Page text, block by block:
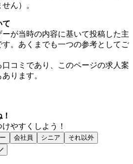
ん）。
て
が当時の内容に基いて投稿した主
。あくまでも一つの参考としてご
コミであり、このページの求人案
ります。
やすくしよう！
会社員 シニア
それ以外